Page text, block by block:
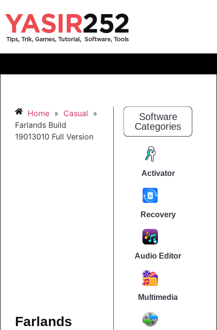
Home » Casual »
Farlands Build
19013010 Full Version
Farlands
Software
Categories
Activator
Recovery
Audio Editor
Multimedia